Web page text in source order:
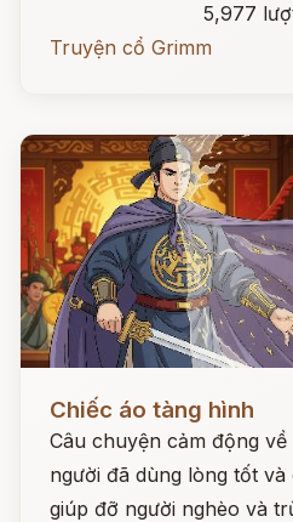
5,977
Truyện cổ Grimm
Đọc ngay
Chiếc áo tàng hình
Câu chuyện cảm động
người đã dùng lòng tốt
giúp đỡ người nghèo và